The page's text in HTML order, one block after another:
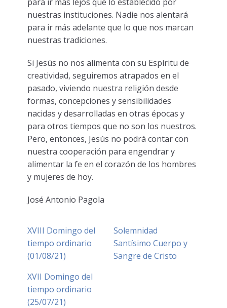
nuestras instituciones. Nadie nos alentará
para ir más adelante que lo que nos marcan
nuestras tradiciones.
Si Jesús no nos alimenta con su Espíritu de
creatividad, seguiremos atrapados en el
pasado, viviendo nuestra religión desde
formas, concepciones y sensibilidades
nacidas y desarrolladas en otras épocas y
para otros tiempos que no son los nuestros.
Pero, entonces, Jesús no podrá contar con
nuestra cooperación para engendrar y
alimentar la fe en el corazón de los hombres
y mujeres de hoy.
José Antonio Pagola
XVIII Domingo del
tiempo ordinario
(01/08/21)
Solemnidad
Santísimo Cuerpo y
Sangre de Cristo
XVII Domingo del
tiempo ordinario
(25/07/21)